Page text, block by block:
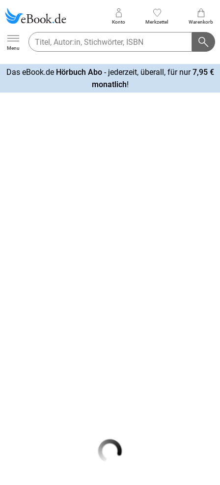
Ebook.de
Menu
Konto Merkzettel Warenkorb
Das eBook.de Hörbuch Abo- jederzeit, überall, für nur7,95 €
monatlich!